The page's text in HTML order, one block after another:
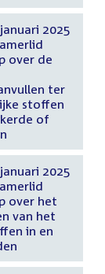
2025
over de
ter
stoffen
of
2025
over het
van het
in en